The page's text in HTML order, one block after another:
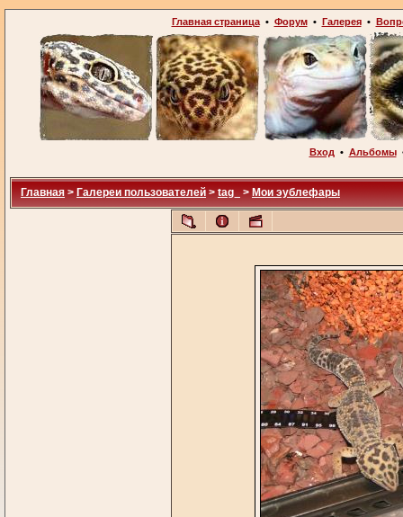
Главная страница• Форум• Галерея•
Вход • Альбомы
Главная > Галереи пользователей > tag_ > Мои эублефары